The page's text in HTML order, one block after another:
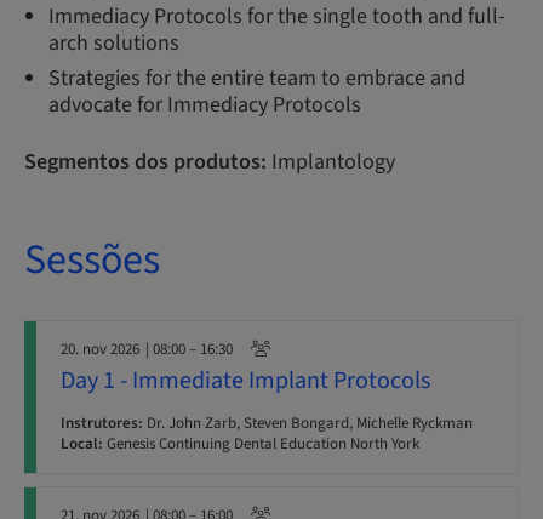
Immediacy Protocols for the single tooth and full-
arch solutions
Strategies for the entire team to embrace and
advocate for Immediacy Protocols
Segmentos dos produtos: Implantology
Sessões
20. nov 2026 | 08:00 – 16:30
Day 1 - Immediate Implant Protocols
Instrutores: Dr. John Zarb, Steven Bongard, Michelle Ryckman
Local: Genesis Continuing Dental Education North York